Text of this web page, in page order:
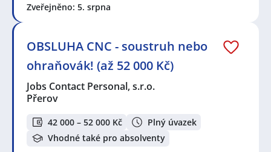
Zveřejněno: 5. srpna
OBSLUHA CNC - soustruh nebo
ohraňovák! (až 52 000 Kč)
Jobs Contact Personal, s.r.o.
Přerov
42 000 – 52 000 Kč
Plný úvazek
Vhodné také pro absolventy